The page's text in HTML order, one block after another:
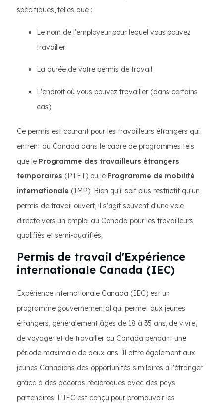
spécifiques, telles que :
Le nom de l'employeur pour lequel vous pouvez
travailler
La durée de votre permis de travail
L'endroit où vous pouvez travailler (dans certains
cas)
Ce permis est courant pour les travailleurs étrangers qui
entrent au Canada dans le cadre de programmes tels
que le Programme des travailleurs étrangers
temporaires (PTET) ou le Programme de mobilité
internationale (IMP). Bien qu'il soit plus restrictif qu'un
permis de travail ouvert, il s'agit souvent d'une voie
directe vers un emploi au Canada pour les travailleurs
qualifiés et semi-qualifiés.
Permis de travail d'Expérience
internationale Canada (IEC)
Expérience internationale Canada (IEC) est un
programme gouvernemental qui permet aux jeunes
étrangers, généralement âgés de 18 à 35 ans, de vivre,
de voyager et de travailler au Canada pendant une
période maximale de deux ans. Il offre également aux
jeunes Canadiens des opportunités similaires à l'étranger
grâce à des accords réciproques avec des pays
partenaires. L'IEC est conçu pour promouvoir les